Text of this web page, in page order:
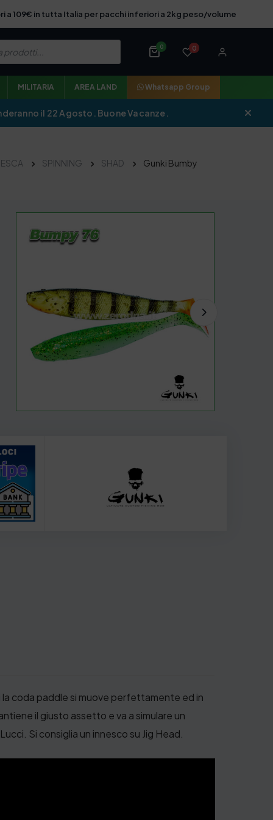
a 109€ in tutta Italia per pacchi inferiori a 2kg peso/volume
0 0
MILITARIA AREA LAND Whatsapp Group
il 22 Agosto. Buone Vacanze.
SPINNING SHAD Gunki Bumby
coda paddle si muove perfettamente ed in
il giusto assetto e va a simulare un
Si consiglia un innesco su Jig Head.